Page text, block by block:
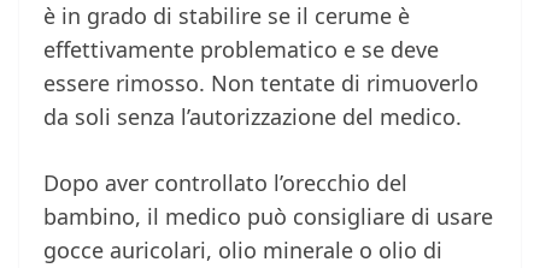
è in grado di stabilire se il cerume è
effettivamente problematico e se deve
essere rimosso. Non tentate di rimuoverlo
da soli senza l’autorizzazione del medico.
Dopo aver controllato l’orecchio del
bambino, il medico può consigliare di usare
gocce auricolari, olio minerale o olio di